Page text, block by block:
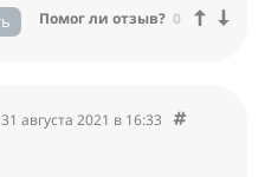
Помог ли отзыв? 0
31 августа 2021 в 16:33